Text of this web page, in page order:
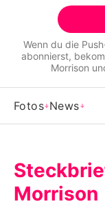
Alle
Wenn du die
abonnierst,
Morrison
Fotos News
Morrison